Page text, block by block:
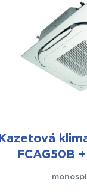
Kazetová
FCAG50B